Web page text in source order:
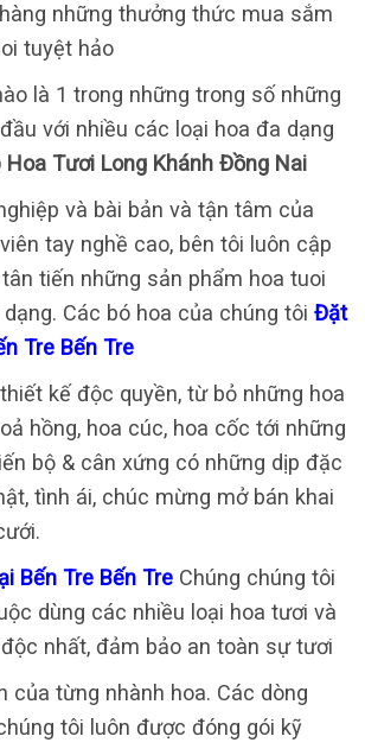
những thưởng thức mua sắm
tuyệt hảo
là 1 trong những trong số những
với nhiều các loại hoa đa dạng
Hoa Tươi Long Khánh Đồng Nai
và bài bản và tận tâm của
tay nghề cao, bên tôi luôn cập
tiến những sản phẩm hoa tuoi
Các bó hoa của chúng tôi Đặt
Tre Bến Tre
kế độc quyền, từ bỏ những hoa
hồng, hoa cúc, hoa cốc tới những
bộ & cân xứng có những dịp đặc
tình ái, chúc mừng mở bán khai
Bến Tre Bến Tre Chúng chúng tôi
dùng các nhiều loại hoa tươi và
nhất, đảm bảo an toàn sự tươi
của từng nhành hoa. Các dòng
tôi luôn được đóng gói kỹ